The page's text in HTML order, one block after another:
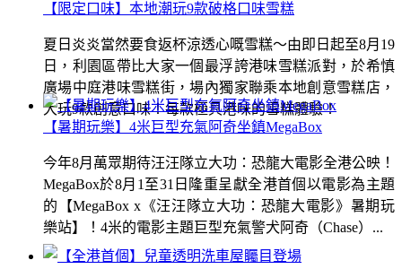
【限定口味】本地潮玩9款破格口味雪糕
夏日炎炎當然要食返杯涼透心嘅雪糕～由即日起至8月19
日，利園區帶比大家一個最浮誇港味雪糕派對，於希慎
廣場中庭港味雪糕街，場內獨家聯乘本地創意雪糕店，
大玩9款創意口味！每款極具港味的雪糕體驗！
【暑期玩樂】4米巨型充氣阿奇坐鎮MegaBox
今年8月萬眾期待汪汪隊立大功：恐龍大電影全港公映！
MegaBox於8月1至31日隆重呈獻全港首個以電影為主題
的【MegaBox x《汪汪隊立大功：恐龍大電影》暑期玩
樂站】！4米的電影主題巨型充氣警犬阿奇（Chase）...